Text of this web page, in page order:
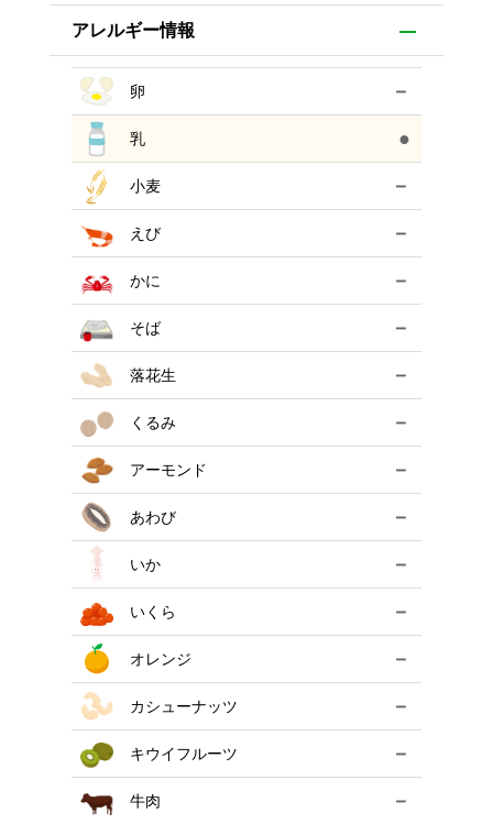
アレルギー情報
卵 －
乳 ●
小麦 －
えび －
かに －
そば －
落花生 －
くるみ －
アーモンド －
あわび －
いか －
いくら －
オレンジ －
カシューナッツ －
キウイフルーツ －
牛肉 －